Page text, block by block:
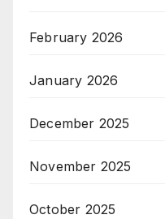
February 2026
January 2026
December 2025
November 2025
October 2025